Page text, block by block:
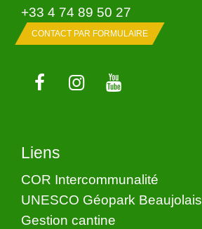
+33 4 74 89 50 27
CONTACT PAR FORMULAIRE
Liens
COR Intercommunalité
UNESCO Géopark Beaujolais
Gestion cantine